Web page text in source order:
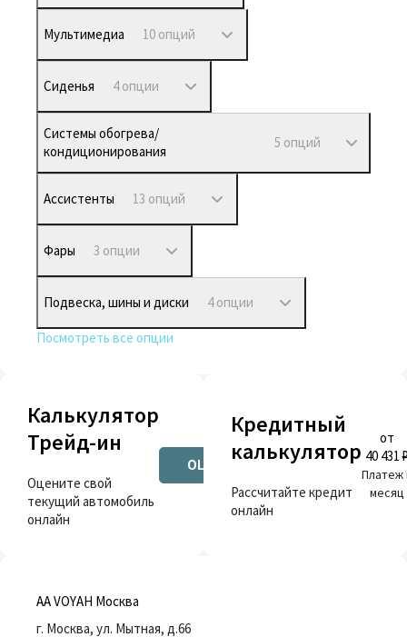
Мультимедиа 10 опций
Сиденья 4 опции
Системы обогрева/
кондиционирования
5 опций
Ассистенты 13 опций
Фары 3 опции
Подвеска, шины и диски 4 опции
Посмотреть все опции
Калькулятор
Трейд-ин
Оцените свой
текущий автомобиль
онлайн
ОЦЕНИТЬ
Кредитный
калькулятор
Рассчитайте кредит
онлайн
от
40 431
Платеж
месяц
AA VOYAH Москва
г. Москва, ул. Мытная, д.66